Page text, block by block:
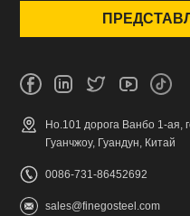
Но.101 дорога Ванбо 1-ая,
Гуанчжоу, Гуандун, Китай
0086-731-86452692
sales@finegosteel.com